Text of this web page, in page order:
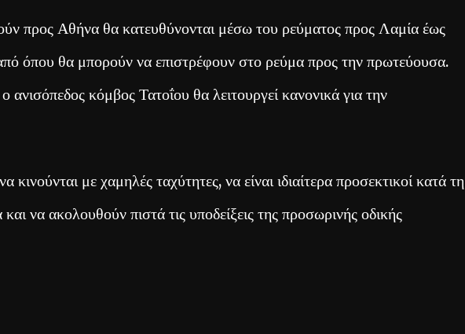
προς Αθήνα θα κατευθύνονται μέσω του ρεύματος προς Λαμία έως
όπου θα μπορούν να επιστρέφουν στο ρεύμα προς την πρωτεύουσα.
ανισόπεδος κόμβος Τατοΐου θα λειτουργεί κανονικά για την
με χαμηλές ταχύτητες, να είναι ιδιαίτερα προσεκτικοί κατά τη
να ακολουθούν πιστά τις υποδείξεις της προσωρινής οδικής